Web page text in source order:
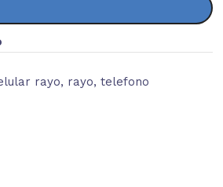
rayo, rayo, telefono